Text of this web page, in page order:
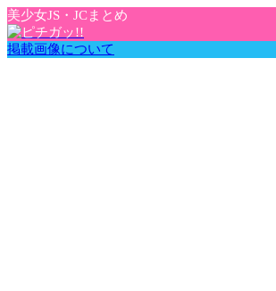
美少女JS・JCまとめ
掲載画像について